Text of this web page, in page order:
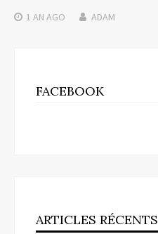
1 AN AGO ADAM
FACEBOOK
ARTICLES RÉCENTS